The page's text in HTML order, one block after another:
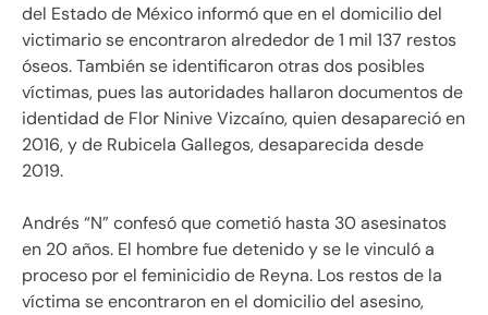
del Estado de México informó que en el domicilio del
victimario se encontraron alrededor de 1 mil 137 restos
óseos. También se identificaron otras dos posibles
víctimas, pues las autoridades hallaron documentos de
identidad de Flor Ninive Vizcaíno, quien desapareció en
2016, y de Rubicela Gallegos, desaparecida desde
2019.
Andrés “N” confesó que cometió hasta 30 asesinatos
en 20 años. El hombre fue detenido y se le vinculó a
proceso por el feminicidio de Reyna. Los restos de la
víctima se encontraron en el domicilio del asesino,